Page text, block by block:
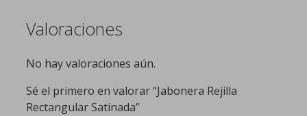
Valoraciones
No hay valoraciones aún.
Sé el primero en valorar “Jabonera Rejilla
Rectangular Satinada”